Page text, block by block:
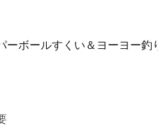
ーボールすくい＆ヨーヨー釣